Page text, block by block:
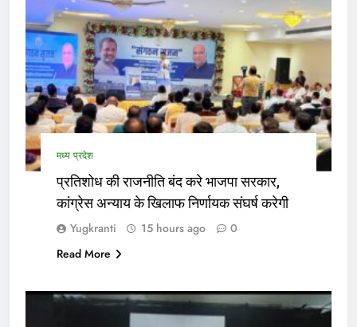
मध्य प्रदेश
प्रतिशोध की राजनीति बंद करे भाजपा सरकार,
कांग्रेस अन्याय के खिलाफ निर्णायक संघर्ष करेगी
Yugkranti 15 hours ago
0
Read More